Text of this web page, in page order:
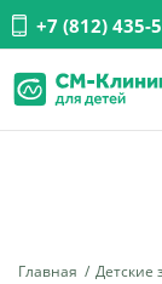
+7 (812) 435-
Главная Детские
Услуги